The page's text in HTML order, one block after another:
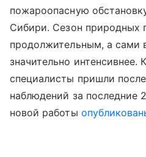
пожароопасную
Сибири. Сезон природных
продолжительным, а сами
значительно интенсивнее.
специалисты пришли
наблюдений за последние
новой работы